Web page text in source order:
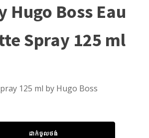
Hugo Boss Eau
Spray 125 ml
125 ml by Hugo Boss
ដាក់ចូលថង់